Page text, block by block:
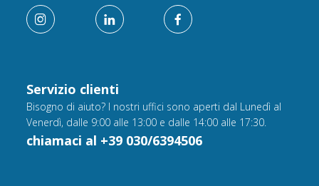
Servizio clienti
Bisogno di aiuto? I nostri uffici sono aperti dal Lunedì al
Venerdì, dalle 9:00 alle 13:00 e dalle 14:00 alle 17:30.
chiamaci al +39 030/6394506